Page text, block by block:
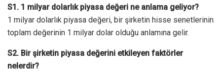
S1. 1 milyar dolarlık piyasa değeri ne anlama geliyor?
1 milyar dolarlık piyasa değeri, bir şirketin hisse senetlerinin
toplam değerinin 1 milyar dolar olduğu anlamına gelir.
S2. Bir şirketin piyasa değerini etkileyen faktörler
nelerdir?